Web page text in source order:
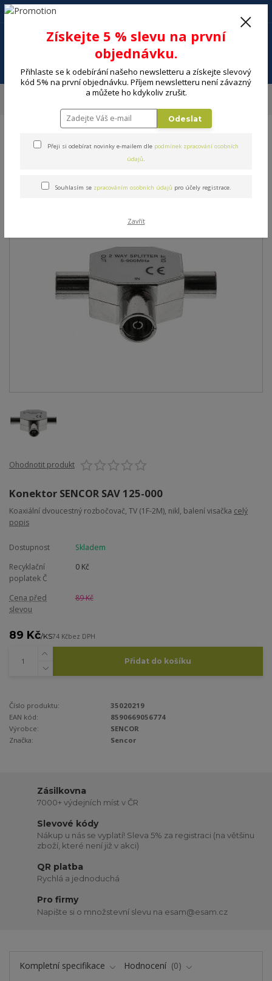
+420 602 494 600
Energie, instalační materiál
Konektory, redukce
Konektor SENCOR SAV 125-
Ohodnotit produkt
Konektor SENCOR SAV 125-000
Koaxiální dvoucestný rozbočovač, TV (1F-2M), nikl, balení visačka celý
popis
Dostupnost
Skladem
Recyklační
poplatek Č
0 Kč
Cena před
slevou
89 Kč
89 Kč/KS74 Kčbez DPH
Přidat do košíku
Číslo produktu:
35020219
EAN kód:
8590669056774
Výrobce:
SENCOR
Značka:
Sencor
Zásilkovna
7000+ výdejních míst v ČR
Slevové kódy
Nákup u nás se vyplatí! Sleva 5% za registraci (na většinu
zboží, které není již v akci)
QR platba
Rychlá a jednoduchá
Pro firmy
Napište si o množstevní slevu na esam@esam.cz
Kompletní specifikace Hodnocení
0
Získejte 5 % slevu na první
objednávku.
Přihlaste se k odebírání našeho newsletteru a získejte slevový
kód 5% na první objednávku. Příjem newsletteru není závazný
a můžete ho kdykoliv zrušit.
Odeslat
Přeji si odebírat novinky e-mailem dle podmínek zpracování osobních
údajů.
Souhlasím se zpracováním osobních údajů pro účely registrace.
Zavřít